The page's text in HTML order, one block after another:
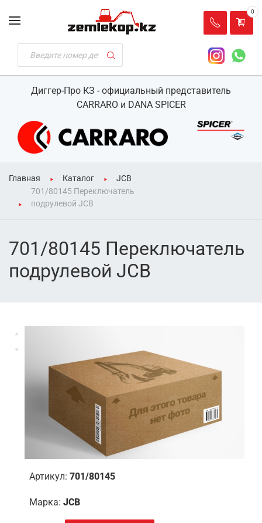
Диггер-Про КЗ - официальный представитель
CARRARO и DANA SPICER
0
Главная Каталог
JCB
701/80145 Переключатель
подрулевой JCB
701/80145 Переключатель
подрулевой JCB
Артикул: 701/80145
Марка: JCB